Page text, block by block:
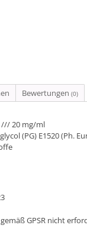
Bewertungen (0)
20 mg/ml
(PG) E1520 (Ph.
GPSR nicht